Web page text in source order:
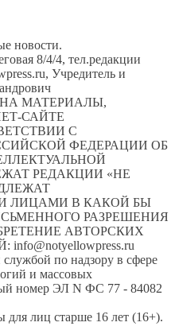
новости.
8/4/4, тел.редакции
Учредитель и
МАТЕРИАЛЫ,
САЙТЕ
С
ФЕДЕРАЦИИ ОБ
РЕДАКЦИИ «НЕ
ЛИЦАМИ В КАКОЙ БЫ
РАЗРЕШЕНИЯ
АВТОРСКИХ
по надзору в сфере
и массовых
номер ЭЛ N ФС 77 - 84082
для лиц старше 16 лет (16+).